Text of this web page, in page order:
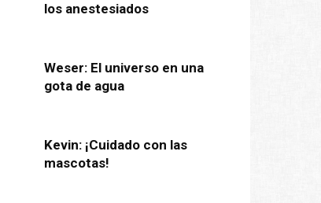
los anestesiados
Weser: El universo en una
gota de agua
Kevin: ¡Cuidado con las
mascotas!